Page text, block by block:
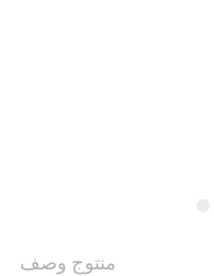
منتوج وصف